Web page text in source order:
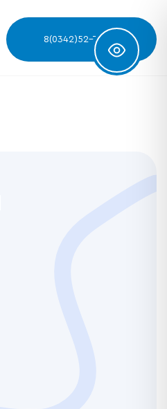
8(0342)52-78-68